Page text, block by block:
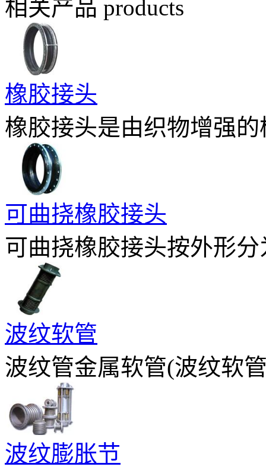
相关产品 products
橡胶接头
橡胶接头是由织物增强
可曲挠橡胶接头
可曲挠橡胶接头按外形
波纹软管
波纹管金属软管(波纹软
波纹膨胀节